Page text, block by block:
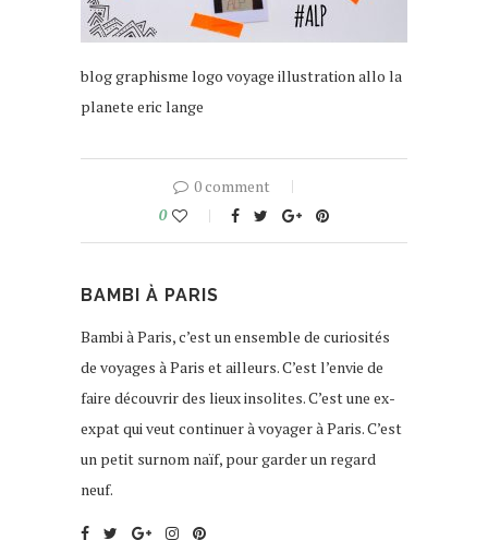
blog graphisme logo voyage illustration allo la
planete eric lange
0 comment
0
BAMBI À PARIS
Bambi à Paris, c’est un ensemble de curiosités
de voyages à Paris et ailleurs. C’est l’envie de
faire découvrir des lieux insolites. C’est une ex-
expat qui veut continuer à voyager à Paris. C’est
un petit surnom naïf, pour garder un regard
neuf.